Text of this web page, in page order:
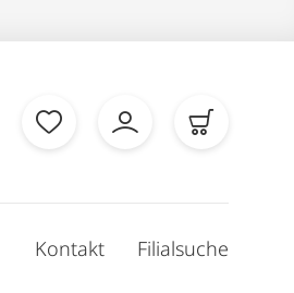
Kontakt Filialsuche